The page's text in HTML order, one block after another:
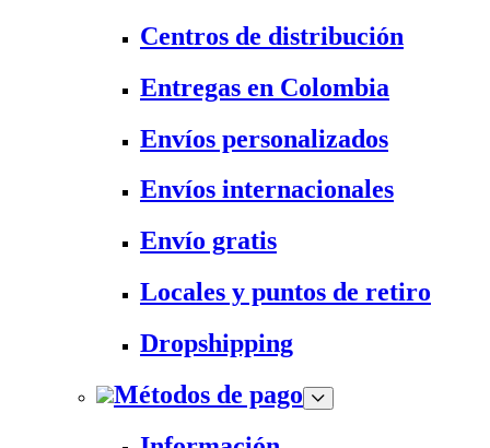
Centros de distribución
Entregas en Colombia
Envíos personalizados
Envíos internacionales
Envío gratis
Locales y puntos de retiro
Dropshipping
Métodos de pago